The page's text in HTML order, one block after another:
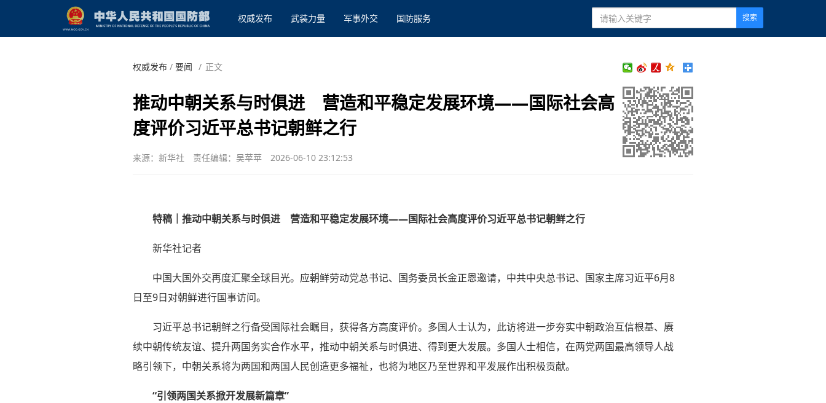
权威发布 武装力量 军事外交 国防服务 搜索
权威发布/ 要闻 / 正文
推动中朝关系与时俱进 营造和平稳定发展环境——国际社会高
度评价习近平总书记朝鲜之行
来源：新华社 责任编辑：吴苹苹 2026-06-10 23:12:53
特稿｜推动中朝关系与时俱进 营造和平稳定发展环境——国际社会高度评价习近平总书记朝鲜之行
新华社记者
中国大国外交再度汇聚全球目光。应朝鲜劳动党总书记、国务委员长金正恩邀请，中共中央总书记、国家主席习近平6月8
日至9日对朝鲜进行国事访问。
习近平总书记朝鲜之行备受国际社会瞩目，获得各方高度评价。多国人士认为，此访将进一步夯实中朝政治互信根基、赓
续中朝传统友谊、提升两国务实合作水平，推动中朝关系与时俱进、得到更大发展。多国人士相信，在两党两国最高领导人战
略引领下，中朝关系将为两国和两国人民创造更多福祉，也将为地区乃至世界和平发展作出积极贡献。
“引领两国关系掀开发展新篇章”